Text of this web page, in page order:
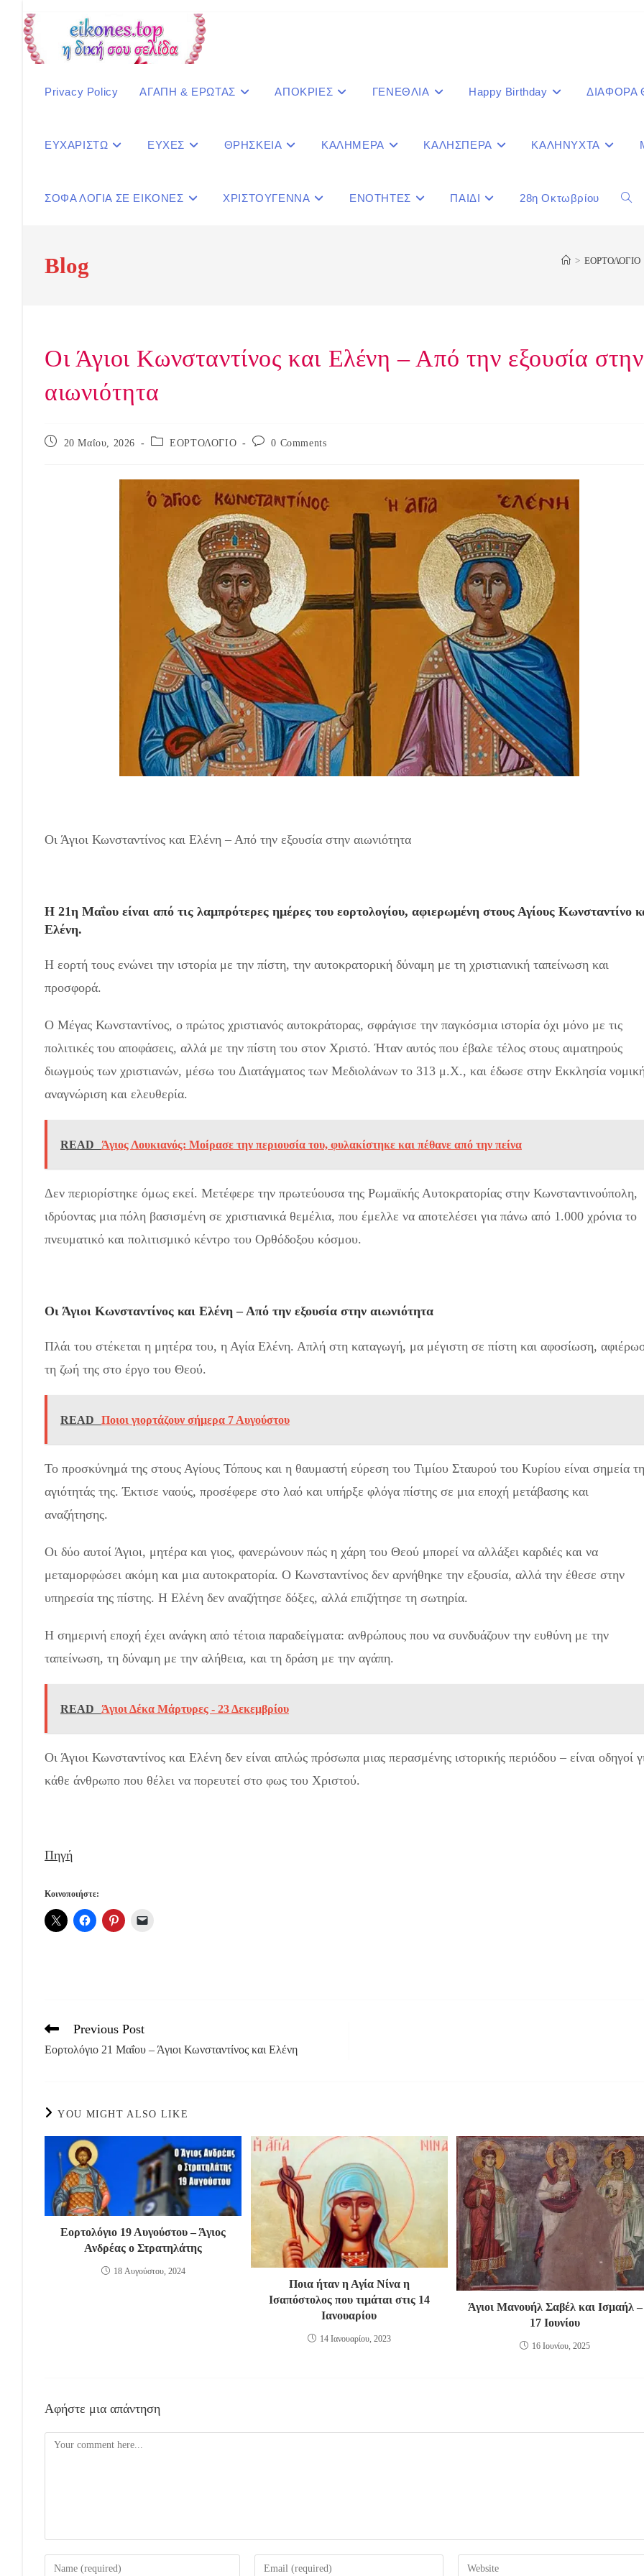
content
Privacy Policy ΑΓΑΠΗ & ΕΡΩΤΑΣ ΑΠΟΚΡΙΕΣ ΓΕΝΕΘΛΙΑ Happy Birthday ΔΙΑΦΟΡΑ
ΕΥΧΑΡΙΣΤΩ ΕΥΧΕΣ ΘΡΗΣΚΕΙΑ ΚΑΛΗΜΕΡΑ ΚΑΛΗΣΠΕΡΑ ΚΑΛΗΝΥΧΤΑ
ΣΟΦΑ ΛΟΓΙΑ ΣΕ ΕΙΚΟΝΕΣ ΧΡΙΣΤΟΥΓΕΝΝΑ ΕΝΟΤΗΤΕΣ ΠΑΙΔΙ 28η Οκτωβρίου
Blog > ΕΟΡΤΟΛΟΓΙΟ
Οι Άγιοι Κωνσταντίνος και Ελένη – Από την εξουσία στην
αιωνιότητα
Post
20 Μαΐου, 2026
Post ΕΟΡΤΟΛΟΓΙΟ
Post 0 Comments
Οι Άγιοι Κωνσταντίνος και Ελένη – Από την εξουσία στην αιωνιότητα
Η 21η Μαΐου είναι από τις λαμπρότερες ημέρες του εορτολογίου, αφιερωμένη στους Αγίους Κωνσταντίνο
Ελένη.
Η εορτή τους ενώνει την ιστορία με την πίστη, την αυτοκρατορική δύναμη με τη χριστιανική ταπείνωση και
προσφορά.
Ο Μέγας Κωνσταντίνος, ο πρώτος χριστιανός αυτοκράτορας, σφράγισε την παγκόσμια ιστορία όχι μόνο με τις
πολιτικές του αποφάσεις, αλλά με την πίστη του στον Χριστό. Ήταν αυτός που έβαλε τέλος στους αιματηρούς
διωγμούς των χριστιανών, μέσω του Διατάγματος των Μεδιολάνων το 313 μ.Χ., και έδωσε στην Εκκλησία
αναγνώριση και ελευθερία.
READ Άγιος Λουκιανός: Μοίρασε την περιουσία του, φυλακίστηκε και πέθανε από την πείνα
Δεν περιορίστηκε όμως εκεί. Μετέφερε την πρωτεύουσα της Ρωμαϊκής Αυτοκρατορίας στην Κωνσταντινούπολη,
ιδρύοντας μια πόλη βασισμένη σε χριστιανικά θεμέλια, που έμελλε να αποτελέσει για πάνω από 1.000 χρόνια το
πνευματικό και πολιτισμικό κέντρο του Ορθόδοξου κόσμου.
Οι Άγιοι Κωνσταντίνος και Ελένη – Από την εξουσία στην αιωνιότητα
Πλάι του στέκεται η μητέρα του, η Αγία Ελένη. Απλή στη καταγωγή, μα μέγιστη σε πίστη και αφοσίωση,
τη ζωή της στο έργο του Θεού.
READ Ποιοι γιορτάζουν σήμερα 7 Αυγούστου
Το προσκύνημά της στους Αγίους Τόπους και η θαυμαστή εύρεση του Τιμίου Σταυρού του Κυρίου είναι σημεία
αγιότητάς της. Έκτισε ναούς, προσέφερε στο λαό και υπήρξε φλόγα πίστης σε μια εποχή μετάβασης και
αναζήτησης.
Οι δύο αυτοί Άγιοι, μητέρα και γιος, φανερώνουν πώς η χάρη του Θεού μπορεί να αλλάξει καρδιές και να
μεταμορφώσει ακόμη και μια αυτοκρατορία. Ο Κωνσταντίνος δεν αρνήθηκε την εξουσία, αλλά την έθεσε στην
υπηρεσία της πίστης. Η Ελένη δεν αναζήτησε δόξες, αλλά επιζήτησε τη σωτηρία.
Η σημερινή εποχή έχει ανάγκη από τέτοια παραδείγματα: ανθρώπους που να συνδυάζουν την ευθύνη με την
ταπείνωση, τη δύναμη με την αλήθεια, και τη δράση με την αγάπη.
READ Άγιοι Δέκα Μάρτυρες - 23 Δεκεμβρίου
Οι Άγιοι Κωνσταντίνος και Ελένη δεν είναι απλώς πρόσωπα μιας περασμένης ιστορικής περιόδου – είναι οδηγοί
κάθε άνθρωπο που θέλει να πορευτεί στο φως του Χριστού.
Πηγή
Κοινοποιήστε:
Read
articles
Previous Post
Εορτολόγιο 21 Μαΐου – Άγιοι Κωνσταντίνος και Ελένη
YOU MIGHT ALSO LIKE
Εορτολόγιο 19 Αυγούστου – Άγιος
Ανδρέας ο Στρατηλάτης
18 Αυγούστου, 2024
Ποια ήταν η Αγία Νίνα η
Ισαπόστολος που τιμάται στις 14
Ιανουαρίου
14 Ιανουαρίου, 2023
Άγιοι Μανουήλ Σαβέλ και Ισμαήλ –
17 Ιουνίου
16 Ιουνίου, 2025
Αφήστε μια απάντηση
Comment
Enter
Enter
Enter